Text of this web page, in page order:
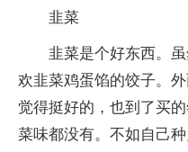
韭菜
韭菜是个好东西。
欢韭菜鸡蛋馅的饺子。
觉得挺好的，也到了买
菜味都没有。不如自己